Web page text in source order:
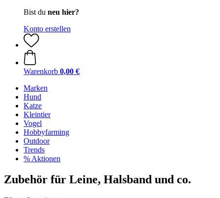
Bist du neu hier?
Konto erstellen
Warenkorb 0,00 €
Marken
Hund
Katze
Kleintier
Vogel
Hobbyfarming
Outdoor
Trends
% Aktionen
Zubehör für Leine, Halsband und co.